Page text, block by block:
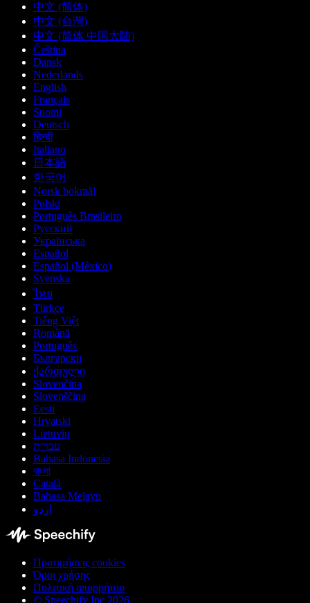
中文 (简体)
中文 (台灣)
中文 (简体 中国大陆)
Čeština
Dansk
Nederlands
English
Français
Suomi
Deutsch
हिन्दी
Italiano
日本語
한국어
Norsk bokmål
Polski
Português Brasileiro
Русский
Українська
Español
Español (México)
Svenska
ไทย
Türkçe
Tiếng Việt
Română
Português
Български
ქართული
Slovenčina
Slovenščina
Eesti
Hrvatski
Lietuvių
עברית
Bahasa Indonesia
বাংলা
Català
Bahasa Melayu
اردو
Προτιμήσεις cookies
Όροι χρήσης
Πολιτική απορρήτου
© Speechify Inc 2026